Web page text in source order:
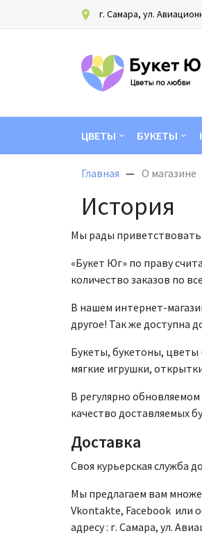
г. Самара, ул.
ЦВЕТЫ БУКЕТЫ
Главная О магазине
История
Мы рады приветствовать
«Букет Юг» по праву
количество заказов по
В нашем интернет-
другое! Так же доступна
Букеты, букетоны,
мягкие игрушки,
В регулярно
качество доставляемых
Доставка
Своя курьерская служба
Мы предлагаем вам
Vkontakte, Facebook или
адресу : г. Самара, ул.